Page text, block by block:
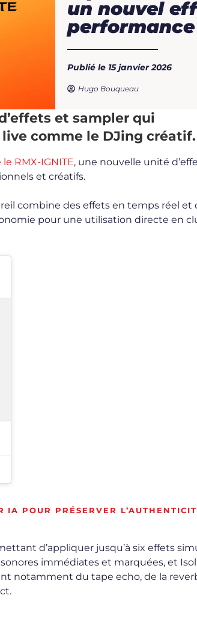
D.R.
un nouvel
performance
Publié le 15 janvier 2026
Hugo Bouqueau
et sampler qui
comme le DJing créatif.
RMX-IGNITE, une nouvelle unité
et créatifs.
combine des effets en temps réel et
pour une utilisation directe en
POUR PRÉSERVER
d’appliquer jusqu’à six effets
immédiates et marquées, et
notamment du tape echo, de la